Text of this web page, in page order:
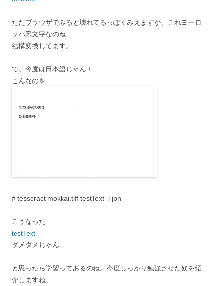
ただブラウザでみると壊れてるっぽくみえますが、これヨーロ
ッパ系文字なのね
結構変換してます。
で。今度は日本語じゃん！
こんなのを
# tesseract mokkai.tiff testText -l jpn
こうなった
testText
ダメダメじゃん
と思ったら学習ってあるのね。今度しっかり勉強させた奴を紹
介しますね。